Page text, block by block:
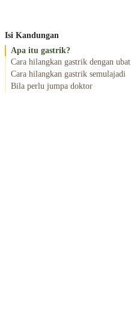
Isi Kandungan
Apa itu gastrik?
Cara hilangkan gastrik dengan ubat
Cara hilangkan gastrik semulajadi
Bila perlu jumpa doktor